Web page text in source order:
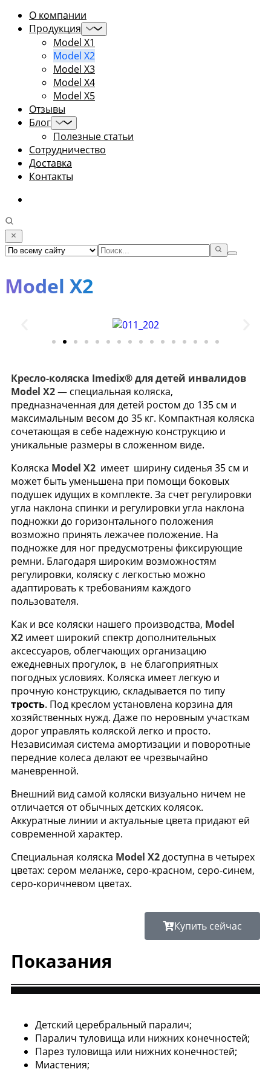
О компании
Продукция
Model X1
Model X2
Model X3
Model X4
Model X5
Отзывы
Блог
Полезные статьи
Сотрудничество
Доставка
Контакты
Model X2
Кресло-коляска Imedix® для детей инвалидов
Model X2— специальная коляска,
предназначенная для детей ростом до 135 см и
максимальным весом до 35 кг. Компактная коляска
сочетающая в себе надежную конструкцию и
уникальные размеры в сложенном виде.
Коляска Model X2 имеет ширину сиденья 35 см и
может быть уменьшена при помощи боковых
подушек идущих в комплекте. За счет регулировки
угла наклона спинки и регулировки угла наклона
подножки до горизонтального положения
возможно принять лежачее положение. На
подножке для ног предусмотрены фиксирующие
ремни. Благодаря широким возможностям
регулировки, коляску с легкостью можно
адаптировать к требованиям каждого
пользователя.
Как и все коляски нашего производства, Model
X2 имеет широкий спектр дополнительных
аксессуаров, облегчающих организацию
ежедневных прогулок, в не благоприятных
погодных условиях. Коляска имеет легкую и
прочную конструкцию, складывается по типу
трость. Под креслом установлена корзина для
хозяйственных нужд. Даже по неровным участкам
дорог управлять коляской легко и просто.
Независимая система амортизации и поворотные
передние колеса делают ее чрезвычайно
маневренной.
Внешний вид самой коляски визуально ничем не
отличается от обычных детских колясок.
Аккуратные линии и актуальные цвета придают ей
coвременной характер.
Специальная коляска Model X2доступна в четырех
цветах: сером меланже, серо-красном, серо-синем,
серо-коричневом цветах.
Купить сейчас
Показания
Детский церебральный паралич;
Паралич туловища или нижних конечностей;
Парез туловища или нижних конечностей;
Миастения;